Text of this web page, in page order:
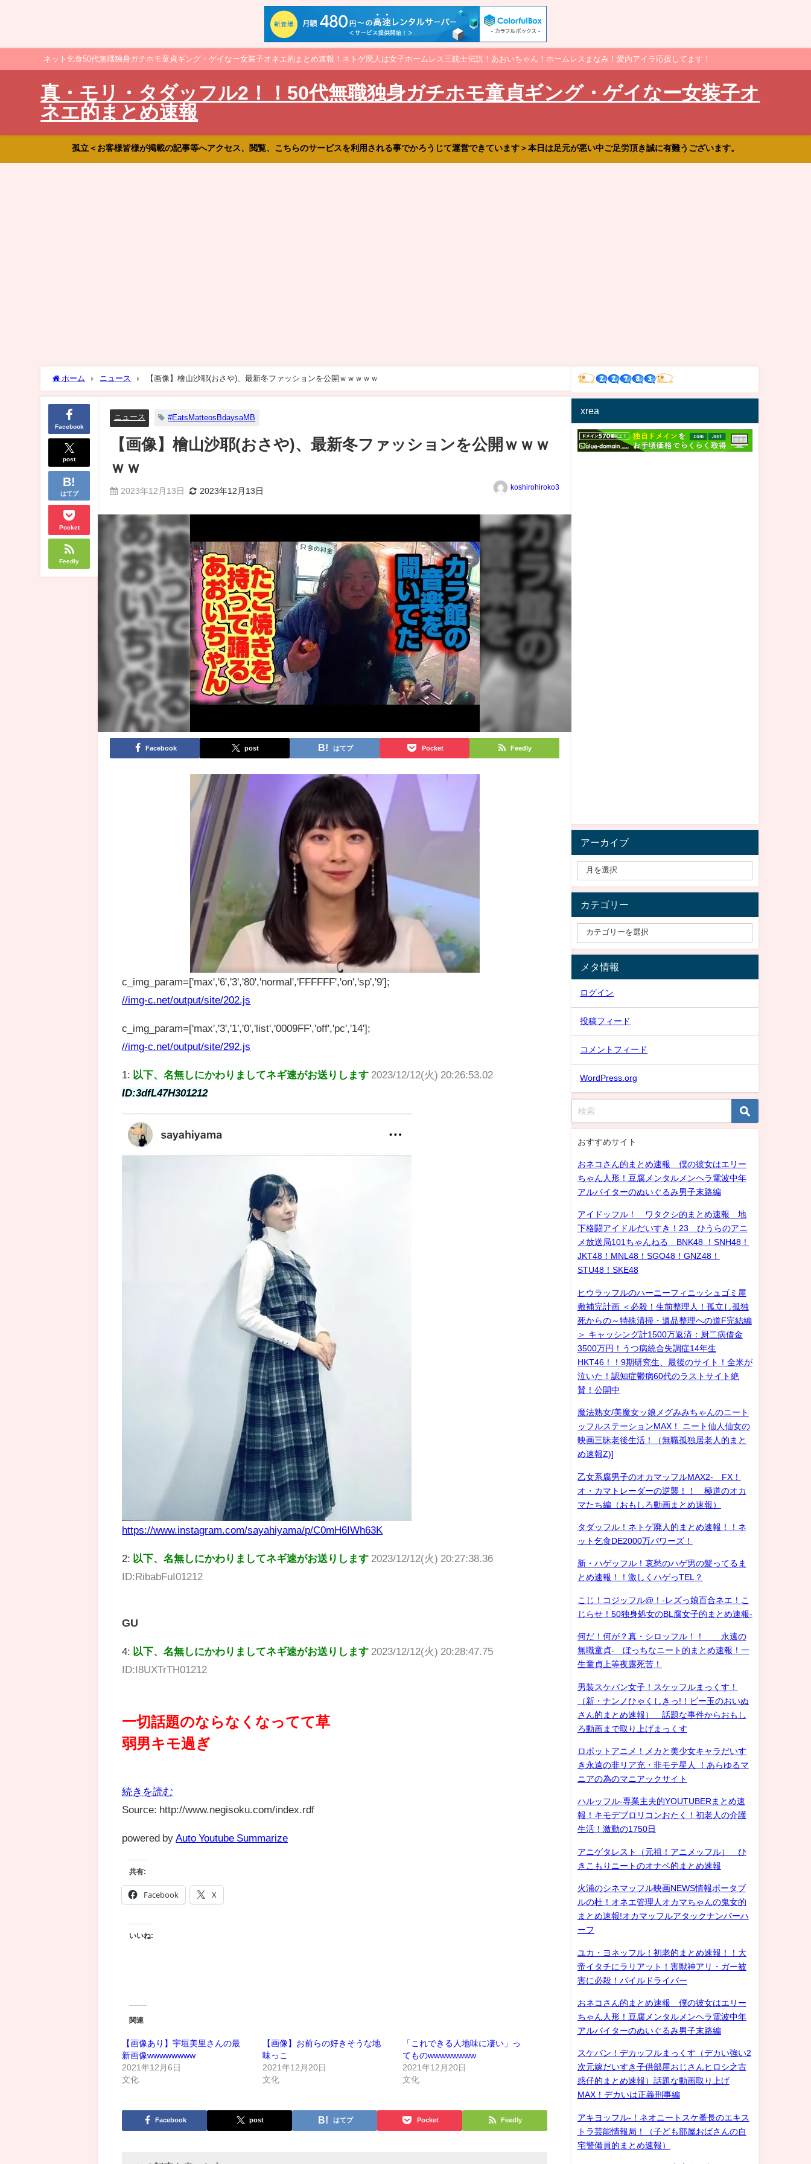
ネット乞食50代無職独身ガチホモ童貞ギング・ゲイなー女装子オネエ的まとめ速報！ネトゲ廃人は女子ホームレス三銃士伝説！あおいちゃん！ホームレスまなみ！愛内アイラ応援してます！
真・モリ・タダッフル2！！50代無職独身ガチホモ童貞ギング・ゲイなー女装子オ
ネエ的まとめ速報
孤立＜お客様皆様が掲載の記事等へアクセス、閲覧、こちらのサービスを利用される事でかろうじて運営できています＞本日は足元が悪い中ご足労頂き誠に有難うございます。
ホーム ニュース 【画像】檜山沙耶(おさや)、最新冬ファッションを公開ｗｗｗｗｗ
Facebook
post
はてブ
Pocket
Feedly
ニュース #EatsMatteosBdaysaMB
【画像】檜山沙耶(おさや)、最新冬ファッションを公開ｗｗｗ
ｗｗ
2023年12月13日 2023年12月13日 koshirohiroko3
Facebook post はてブ Pocket Feedly
c_img_param=['max','6','3','80','normal','FFFFFF','on','sp','9'];
//img-c.net/output/site/202.js
c_img_param=['max','3','1','0','list','0009FF','off','pc','14'];
//img-c.net/output/site/292.js
1: 以下、名無しにかわりましてネギ速がお送りします 2023/12/12(火) 20:26:53.02
ID:3dfL47H301212
https://www.instagram.com/sayahiyama/p/C0mH6IWh63K
2: 以下、名無しにかわりましてネギ速がお送りします 2023/12/12(火) 20:27:38.36
ID:RibabFuI01212
GU
4: 以下、名無しにかわりましてネギ速がお送りします 2023/12/12(火) 20:28:47.75
ID:I8UXTrTH01212
一切話題のならなくなってて草
弱男キモ過ぎ
続きを読む
Source: http://www.negisoku.com/index.rdf
powered by Auto Youtube Summarize
共有:
Facebook X
いいね:
関連
【画像あり】宇垣美里さんの最
新画像wwwwwwww
2021年12月6日
文化
【画像】お前らの好きそうな地
味っこ
2021年12月20日
文化
「これできる人地味に凄い」っ
てものwwwwwwww
2021年12月20日
文化
Facebook post はてブ Pocket Feedly
xrea
アーカイブ
カテゴリー
メタ情報
ログイン
投稿フィード
コメントフィード
WordPress.org
おすすめサイト
おネコさん的まとめ速報 僕の彼女はエリー
ちゃん人形！豆腐メンタルメンヘラ電波中年
アルバイターのぬいぐるみ男子末路編
アイドッフル！ ワタクシ的まとめ速報 地
下格闘アイドルだいすき！23 ひうらのアニ
メ放送局101ちゃんねる BNK48 ！SNH48！
JKT48！MNL48！SGO48！GNZ48！
STU48！SKE48
ヒウラッフルのハーニーフィニッシュゴミ屋
敷補完計画 ＜必殺！生前整理人！孤立し孤独
死からの～特殊清掃・遺品整理への道F完結編
＞ キャッシング計1500万返済：厨二病借金
3500万円！うつ病統合失調症14年生
HKT46！！9期研究生、最後のサイト！全米が
泣いた！認知症鬱病60代のラストサイト絶
賛！公開中
魔法熟女/美魔女ッ娘メグみみちゃんのニート
ッフルステーションMAX！ ニート仙人仙女の
映画三昧老後生活！（無職孤独居老人的まと
め速報Z)]
乙女系腐男子のオカマッフルMAX2- FX！
オ・カマトレーダーの逆襲！！ 極道のオカ
マたち編（おもしろ動画まとめ速報）
タダッフル！ネトゲ廃人的まとめ速報！！ネ
ット乞食DE2000万パワーズ！
新・ハゲッフル！哀愁のハゲ男の髪ってるま
とめ速報！！激しくハゲっTEL？
こじ！コジッフル@！-レズっ娘百合ネエ！こ
じらせ！50独身処女のBL腐女子的まとめ速報-
何だ！何が？真・シロッフル！！ 永遠の
無職童貞- ぼっちなニート的まとめ速報！一
生童貞上等夜露死苦！
男装スケバン女子！スケッフルまっくす！
（新・ナンノひゃくしきっ!！ビー玉のおいぬ
さん的まとめ速報） 話題な事件からおもし
ろ動画まで取り上げまっくす
ロボットアニメ！メカと美少女キャラだいす
き永遠の非リア充・非モテ星人 ！あらゆるマ
ニアの為のマニアックサイト
ハルッフル-専業主夫的YOUTUBERまとめ速
報！キモデブロリコンおたく！初老人の介護
生活！激動の1750日
アニゲタレスト（元祖！アニメッフル） ひ
きこもりニートのオナベ的まとめ速報
火浦のシネマッフル映画NEWS情報ポータブ
ルの杜！オネエ管理人オカマちゃんの鬼女的
まとめ速報!オカマッフルアタックナンバーハ
ーフ
ユカ・ヨネッフル！初老的まとめ速報！！大
帝イタチにラリアット！害獣神アリ・ガー被
害に必殺！パイルドライバー
おネコさん的まとめ速報 僕の彼女はエリー
ちゃん人形！豆腐メンタルメンヘラ電波中年
アルバイターのぬいぐるみ男子末路編
スケバン！デカッフルまっくす（デカい強い2
次元嫁だいすき子供部屋おじさんヒロシ之古
惑仔的まとめ速報）話題な動画取り上げ
MAX！デカいは正義刑事編
アキヨッフル-！ネオニートスケ番長のエキス
トラ芸能情報局！（子ども部屋おばさんの自
宅警備員的まとめ速報）